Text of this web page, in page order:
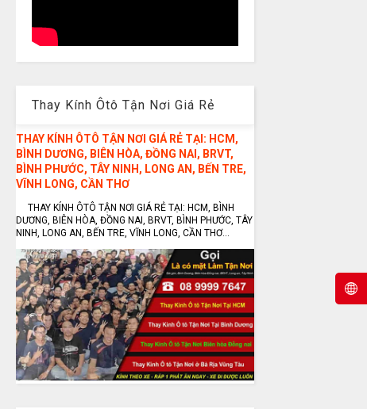
Thay Kính Ôtô Tận Nơi Giá Rẻ
THAY KÍNH ÔTÔ TẬN NƠI GIÁ RẺ TẠI: HCM,
BÌNH DƯƠNG, BIÊN HÒA, ĐỒNG NAI, BRVT,
BÌNH PHƯỚC, TÂY NINH, LONG AN, BẾN TRE,
VĨNH LONG, CẦN THƠ
THAY KÍNH ÔTÔ TẬN NƠI GIÁ RẺ TẠI: HCM, BÌNH
DƯƠNG, BIÊN HÒA, ĐỒNG NAI, BRVT, BÌNH PHƯỚC, TÂY
NINH, LONG AN, BẾN TRE, VĨNH LONG, CẦN THƠ...